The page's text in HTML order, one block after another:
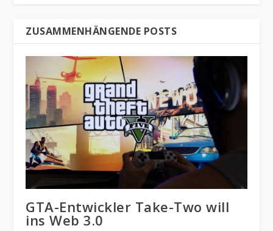
ZUSAMMENHÄNGENDE POSTS
GTA-Entwickler Take-Two will
ins Web 3.0